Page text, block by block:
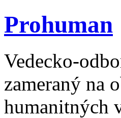
Prohuman
Vedecko-
zameraný na
humanitných